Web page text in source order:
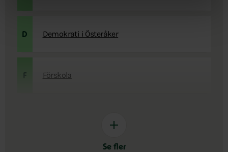
D Demokrati i Österåker
F Förskola
Se fler